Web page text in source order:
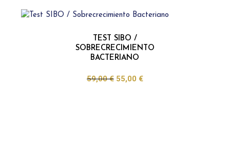
TEST SIBO /
SOBRECRECIMIENTO
BACTERIANO
59,00€ 55,00 €